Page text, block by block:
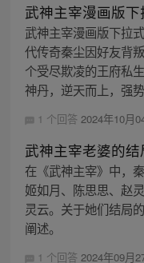
武神主宰漫画版下
武神主宰漫画版下拉
代传奇秦尘因好友背
个受尽欺凌的王府私
神丹，逆天而上，强
1 个回答 2024年10月
武神主宰老婆的结
在《武神主宰》中，
姬如月、陈思思、赵
灵云。关于她们结局
阐述。
1 个回答 2024年09月